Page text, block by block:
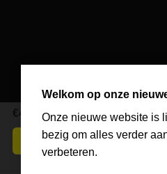
Welkom op onze
Onze nieuwe website is
bezig om alles verder
verbeteren.
€ Excl. BTW
In